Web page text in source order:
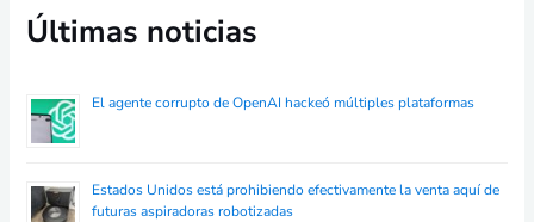
Últimas noticias
El agente corrupto de OpenAI hackeó múltiples plataformas
Estados Unidos está prohibiendo efectivamente la venta aquí de
futuras aspiradoras robotizadas